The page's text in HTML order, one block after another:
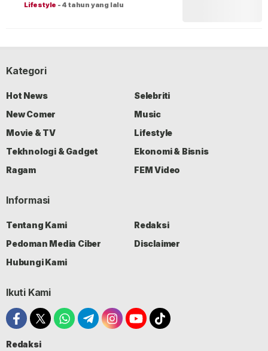
Lifestyle - 4 tahun yang lalu
Kategori
Hot News
Selebriti
New Comer
Music
Movie & TV
Lifestyle
Tekhnologi & Gadget
Ekonomi & Bisnis
Ragam
FEM Video
Informasi
Tentang Kami
Redaksi
Pedoman Media Ciber
Disclaimer
Hubungi Kami
Ikuti Kami
Redaksi